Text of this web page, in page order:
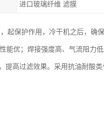
进口玻璃纤维 滤膜
起保护作用，冷干机之后，确
能优；焊接强度高、气流阻力
提高过滤效果。采用抗油耐酸